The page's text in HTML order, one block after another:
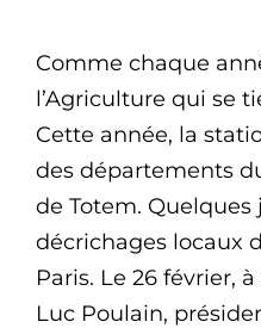
Comme chaque
l’Agriculture qui se
Cette année, la
des départements
de Totem. Quelques
décrichages locaux
Paris. Le 26 février,
Luc Poulain,